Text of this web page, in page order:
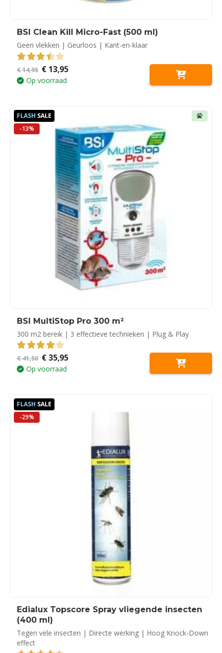
BSI Clean Kill Micro-Fast (500 ml)
Geen vlekken | Geurloos | Kant-en-klaar
3.50out of 5
€14,95 Oorspronkelijke
prijs
was:
€13,95Huidige
Op voorraad
FLASH SALE
-13%
BSI MultiStop Pro 300 m²
300 m2 bereik | 3 effectieve technieken | Plug & Play
4.13out of 5
€41,50 Oorspronkelijke
prijs
was:
€35,95Huidige
Op voorraad
FLASH SALE
-29%
Edialux Topscore Spray vliegende insecten
(400 ml)
Tegen vele insecten | Directe werking | Hoog Knock-Down
effect